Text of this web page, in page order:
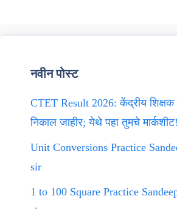
नवीन पोस्ट
CTET Result 2026: केंद्रीय शिक्षक
निकाल जाहीर; येथे पहा तुमचे मार्कशीट!
Unit Conversions Practice
sir
1 to 100 Square Practice